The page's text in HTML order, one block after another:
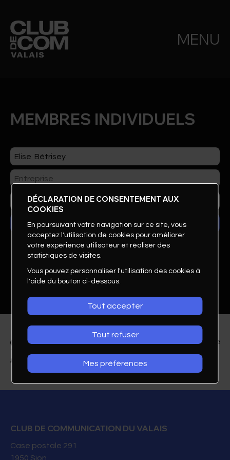
MENU
MEMBRES INDIVIDUELS
Elise Bétrisey
Sales & Marketing Manager
+41 79 509 94 76
CLUB DE COMMUNICATION DU VALAIS
Case postale 291
1950 Sion
DÉCLARATION DE CONSENTEMENT AUX
COOKIES
En poursuivant votre navigation sur ce site, vous
acceptez l'utilisation de cookies pour améliorer
votre expérience utilisateur et réaliser des
statistiques de visites.
Vous pouvez personnaliser l'utilisation des cookies à
l'aide du bouton ci-dessous.
Tout accepter
Tout refuser
Mes préférences